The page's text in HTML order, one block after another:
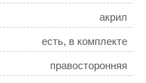
акрил
есть, в комплекте
правосторонняя